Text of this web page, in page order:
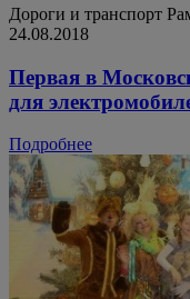
Дороги и транспорт
24.08.2018
Первая в
для
Подробнее